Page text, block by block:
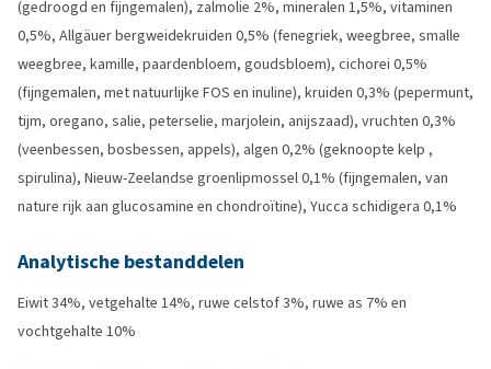
(gedroogd en fijngemalen), zalmolie 2%, mineralen 1,5%, vitaminen
0,5%, Allgäuer bergweidekruiden 0,5% (fenegriek, weegbree, smalle
weegbree, kamille, paardenbloem, goudsbloem), cichorei 0,5%
(fijngemalen, met natuurlijke FOS en inuline), kruiden 0,3% (pepermunt,
tijm, oregano, salie, peterselie, marjolein, anijszaad), vruchten 0,3%
(veenbessen, bosbessen, appels), algen 0,2% (geknoopte kelp ,
spirulina), Nieuw-Zeelandse groenlipmossel 0,1% (fijngemalen, van
nature rijk aan glucosamine en chondroïtine), Yucca schidigera 0,1%
Analytische bestanddelen
Eiwit 34%, vetgehalte 14%, ruwe celstof 3%, ruwe as 7% en
vochtgehalte 10%